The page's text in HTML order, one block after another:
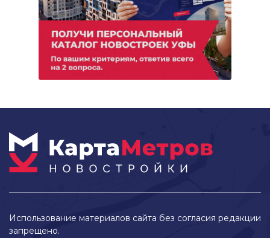
Использование материалов сайта без согласия редакции
запрещено.